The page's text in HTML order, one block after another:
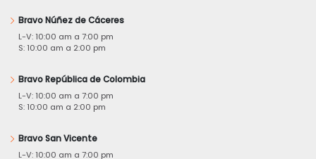
Bravo Núñez de Cáceres
L-V: 10:00 am a 7:00 pm
S: 10:00 am a 2:00 pm
Bravo República de Colombia
L-V: 10:00 am a 7:00 pm
S: 10:00 am a 2:00 pm
Bravo San Vicente
L-V: 10:00 am a 7:00 pm